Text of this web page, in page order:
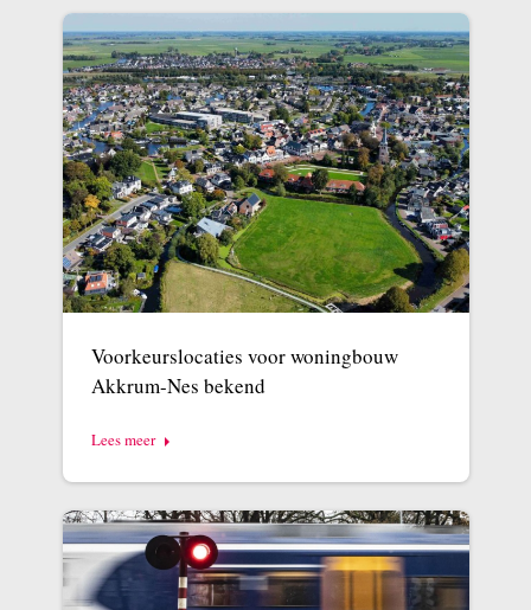
Voorkeurslocaties voor woningbouw
Akkrum-Nes bekend
Lees meer